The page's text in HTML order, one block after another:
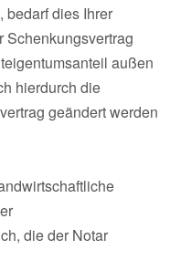
bedarf dies Ihrer
Schenkungsvertrag
außen
hierdurch die
geändert werden
die der Notar